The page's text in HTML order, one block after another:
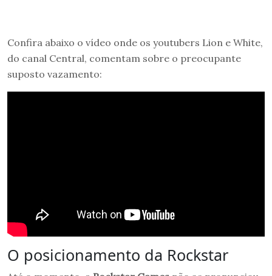
Confira abaixo o vídeo onde os youtubers Lion e White,
do canal Central, comentam sobre o preocupante
suposto vazamento:
O posicionamento da Rockstar